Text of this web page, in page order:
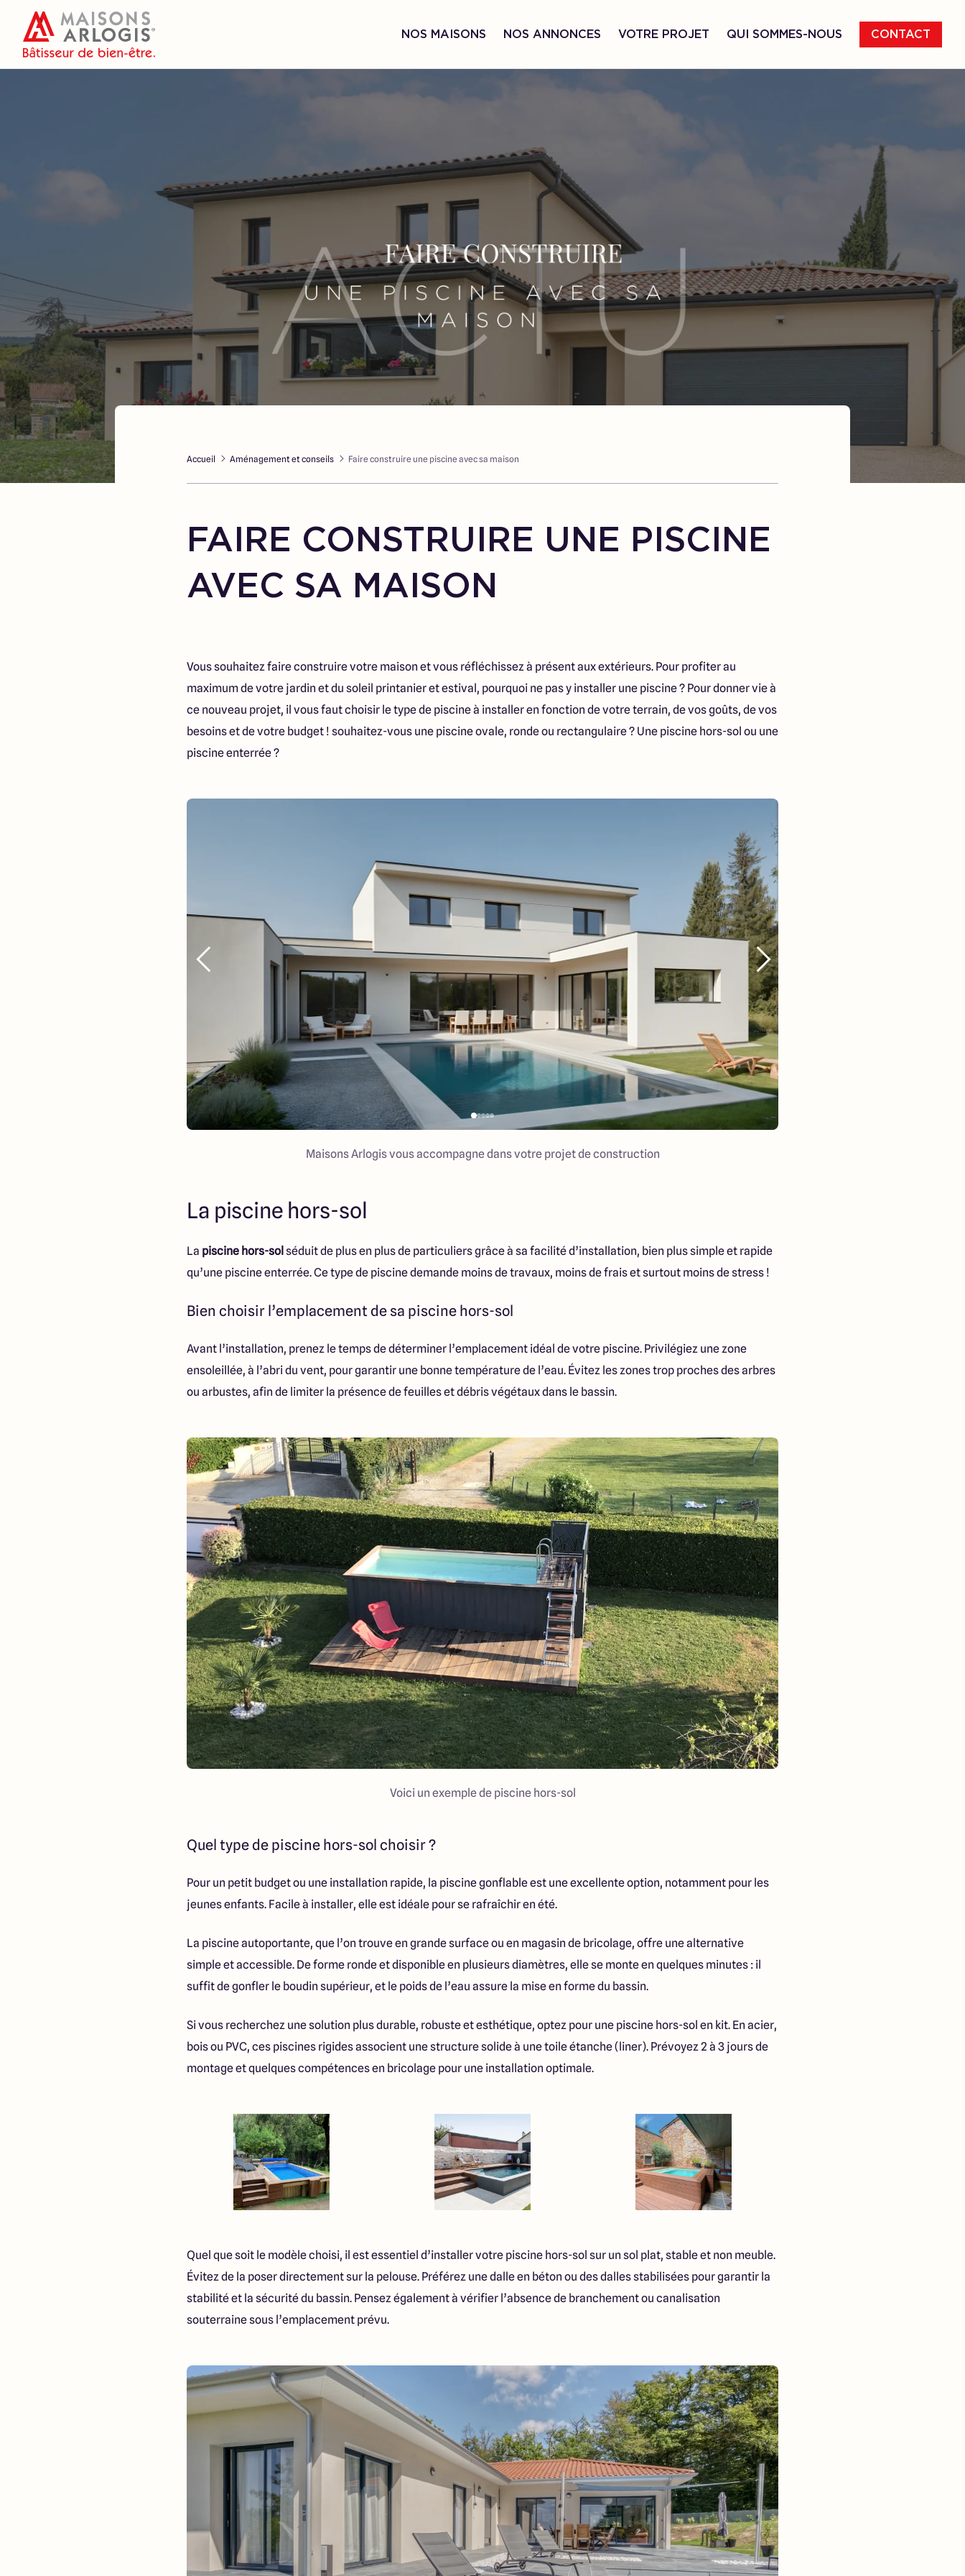
NOS MAISONS NOS ANNONCES VOTRE PROJET QUI SOMMES-NOUS CONTACT
Accueil Aménagement et conseils Faire construire une piscine avec sa maison
FAIRE CONSTRUIRE UNE PISCINE
AVEC SA MAISON
Vous souhaitez faire construire votre maison et vous réfléchissez à présent aux extérieurs. Pour profiter au
maximum de votre jardin et du soleil printanier et estival, pourquoi ne pas y installer une piscine ? Pour donner vie à
ce nouveau projet, il vous faut choisir le type de piscine à installer en fonction de votre terrain, de vos goûts, de vos
besoins et de votre budget ! souhaitez-vous une piscine ovale, ronde ou rectangulaire ? Une piscine hors-sol ou une
piscine enterrée ?
Maisons Arlogis vous accompagne dans votre projet de construction
La piscine hors-sol
La piscine hors-sol séduit de plus en plus de particuliers grâce à sa facilité d’installation, bien plus simple et rapide
qu’une piscine enterrée. Ce type de piscine demande moins de travaux, moins de frais et surtout moins de stress !
Bien choisir l’emplacement de sa piscine hors-sol
Avant l’installation, prenez le temps de déterminer l’emplacement idéal de votre piscine. Privilégiez une zone
ensoleillée, à l’abri du vent, pour garantir une bonne température de l’eau. Évitez les zones trop proches des arbres
ou arbustes, afin de limiter la présence de feuilles et débris végétaux dans le bassin.
Voici un exemple de piscine hors-sol
Quel type de piscine hors-sol choisir ?
Pour un petit budget ou une installation rapide, la piscine gonflable est une excellente option, notamment pour les
jeunes enfants. Facile à installer, elle est idéale pour se rafraîchir en été.
La piscine autoportante, que l’on trouve en grande surface ou en magasin de bricolage, offre une alternative
simple et accessible. De forme ronde et disponible en plusieurs diamètres, elle se monte en quelques minutes : il
suffit de gonfler le boudin supérieur, et le poids de l’eau assure la mise en forme du bassin.
Si vous recherchez une solution plus durable, robuste et esthétique, optez pour une piscine hors-sol en kit. En acier,
bois ou PVC, ces piscines rigides associent une structure solide à une toile étanche (liner). Prévoyez 2 à 3 jours de
montage et quelques compétences en bricolage pour une installation optimale.
Quel que soit le modèle choisi, il est essentiel d’installer votre piscine hors-sol sur un sol plat, stable et non meuble.
Évitez de la poser directement sur la pelouse. Préférez une dalle en béton ou des dalles stabilisées pour garantir la
stabilité et la sécurité du bassin. Pensez également à vérifier l’absence de branchement ou canalisation
souterraine sous l’emplacement prévu.